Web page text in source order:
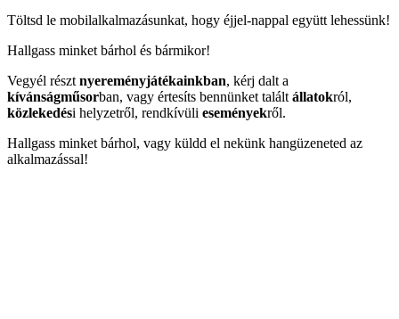
Töltsd le mobilalkalmazásunkat, hogy éjjel-nappal együtt lehessünk!
Hallgass minket bárhol és bármikor!
Vegyél részt nyereményjátékainkban, kérj dalt a
kívánságműsorban, vagy értesíts bennünket talált állatokról,
közlekedési helyzetről, rendkívüli eseményekről.
Hallgass minket bárhol, vagy küldd el nekünk hangüzeneted az
alkalmazással!